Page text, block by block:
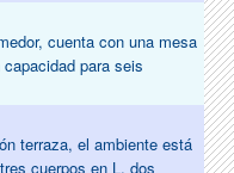
cuenta con una mesa
para seis
terraza, el ambiente está
cuerpos en L, dos